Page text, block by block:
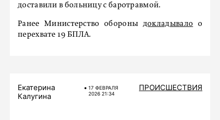
доставили в больницу с баротравмой.
Ранее Министерство обороны докладывало о
перехвате 19 БПЛА.
Екатерина
Калугина
17 ФЕВРАЛЯ
2026 21:34
ПРОИСШЕСТВИЯ